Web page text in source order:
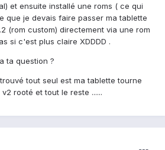
et ensuite installé une roms ( ce qui
que je devais faire passer ma tablette
(rom custom) directement via une rom
si c'est plus claire XDDDD .
ta question ?
tout seul est ma tablette tourne
rooté et tout le reste ......